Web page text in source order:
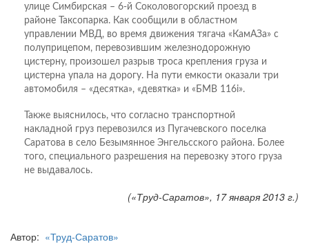
улице Симбирская – 6-й Соколовогорский проезд в
районе Таксопарка. Как сообщили в областном
управлении МВД, во время движения тягача «КамАЗа» с
полуприцепом, перевозившим железнодорожную
цистерну, произошел разрыв троса крепления груза и
цистерна упала на дорогу. На пути емкости оказали три
автомобиля – «десятка», «девятка» и «БМВ 116i».
Также выяснилось, что согласно транспортной
накладной груз перевозился из Пугачевского поселка
Саратова в село Безымянное Энгельсского района. Более
того, специального разрешения на перевозку этого груза
не выдавалось.
(«Труд-Саратов», 17 января 2013 г.)
Автор: «Труд-Саратов»